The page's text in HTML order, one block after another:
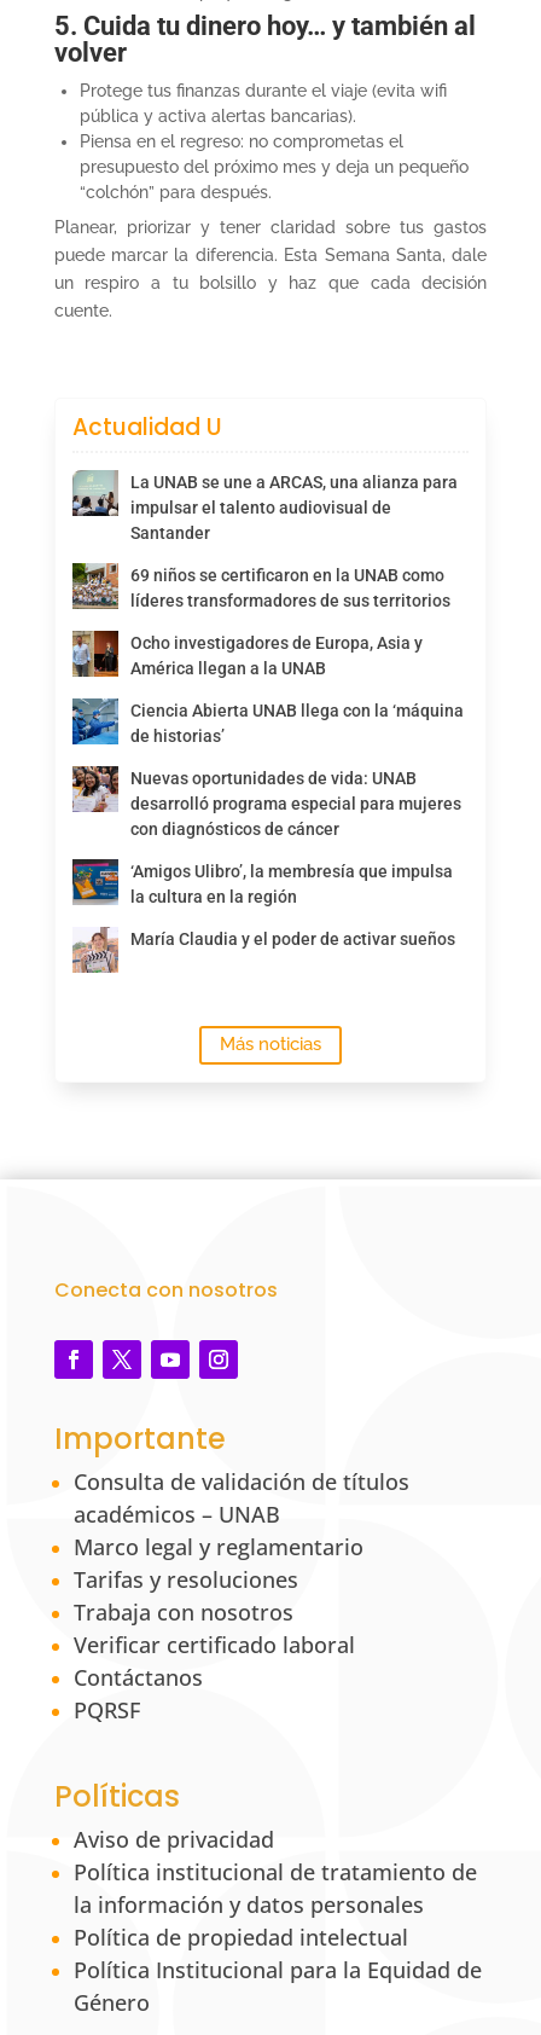
5. Cuida tu dinero hoy… y también al
volver
Protege tus finanzas durante el viaje (evita wifi
pública y activa alertas bancarias).
Piensa en el regreso: no comprometas el
presupuesto del próximo mes y deja un pequeño
“colchón” para después.
Planear, priorizar y tener claridad sobre tus gastos
puede marcar la diferencia. Esta Semana Santa, dale
un respiro a tu bolsillo y haz que cada decisión
cuente.
Actualidad U
La UNAB se une a ARCAS, una alianza para
impulsar el talento audiovisual de
Santander
69 niños se certificaron en la UNAB como
líderes transformadores de sus territorios
Ocho investigadores de Europa, Asia y
América llegan a la UNAB
Ciencia Abierta UNAB llega con la ‘máquina
de historias’
Nuevas oportunidades de vida: UNAB
desarrolló programa especial para mujeres
con diagnósticos de cáncer
‘Amigos Ulibro’, la membresía que impulsa
la cultura en la región
María Claudia y el poder de activar sueños
Más noticias
Conecta con nosotros
Importante
Consulta de validación de títulos
académicos – UNAB
Marco legal y reglamentario
Tarifas y resoluciones
Trabaja con nosotros
Verificar certificado laboral
Contáctanos
PQRSF
Políticas
Aviso de privacidad
Política institucional de tratamiento de
la información y datos personales
Política de propiedad intelectual
Política Institucional para la Equidad de
Género